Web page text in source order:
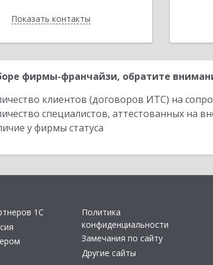
Показать контакты
Назад
фирмы-франчайзи, обратите
клиентов (договоров ИТС) на
специалистов, аттестованных на
у фирмы статуса
1С
Политика
конфиденциальности
Замечания по сайту
Другие сайты